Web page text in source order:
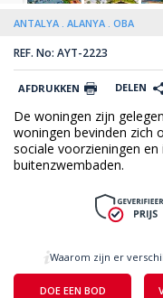
ANTALYA ALANYA OBA
REF. No: AYT-2223
AFDRUKKEN DELEN
De woningen zijn
woningen bevinden zich
sociale voorzieningen
buitenzwembaden.
DOE EEN BOD
Waarom zijn er